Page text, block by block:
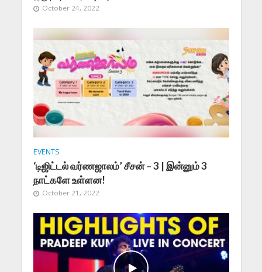
October 24, 2022
EVENTS
‘டிஜிட்டல் வர்ணஜாலம்’ சீசன் – 3 | இன்னும் 3
நாட்களே உள்ளன!
October 21, 2022